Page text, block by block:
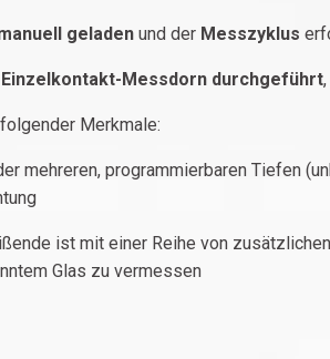
geladen und der Messzyklus
Einzelkontakt-Messdorn durchgeführt
Merkmale:
mehreren, programmierbaren Tiefen
ist mit einer Reihe von
Glas zu vermessen